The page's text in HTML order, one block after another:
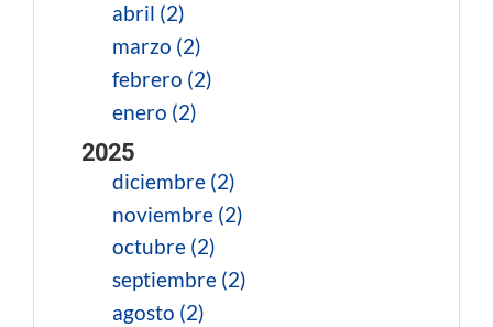
abril (2)
marzo (2)
febrero (2)
enero (2)
2025
diciembre (2)
noviembre (2)
octubre (2)
septiembre (2)
agosto (2)